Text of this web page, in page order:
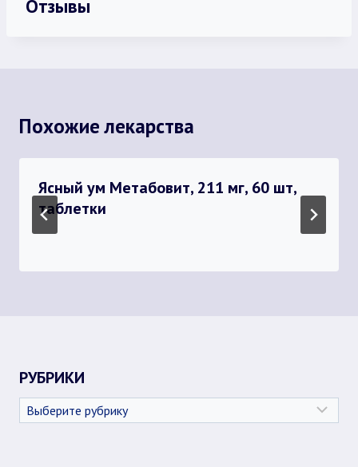
Отзывы
Похожие лекарства
Ясный ум Метабовит, 211 мг, 60 шт,
таблетки
РУБРИКИ
Рубрики